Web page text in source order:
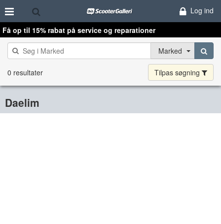
Log ind
Få op til 15% rabat på service og reparationer
Marked
0 resultater Tilpas søgning
Daelim